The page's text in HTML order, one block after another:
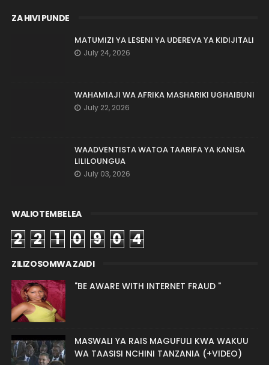
ZA HIVI PUNDE
MATUMIZI YA LESENI YA UDEREVA YA KIDIJITALI
July 24, 2026
WAHAMIAJI WA AFRIKA MASHARIKI UGHAIBUNI
July 22, 2026
WAADVENTISTA WATOA TAARIFA YA KANISA
LILILOUNGUA
July 03, 2026
WALIOTEMBELEA
2 2 1 0 9 0 4
ZILIZOSOMWA ZAIDI
"BE AWARE WITH INTERNET FRAUD "
MASWALI YA RAIS MAGUFULI KWA WAKUU
WA TAASISI NCHINI TANZANIA (+VIDEO)